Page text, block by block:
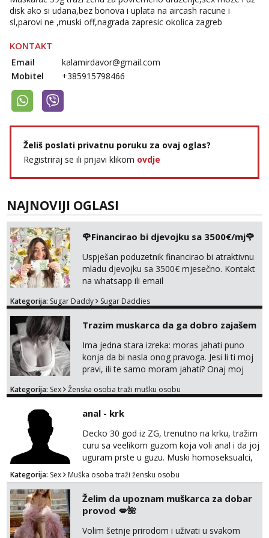
disk ako si udana,bez bonova i uplata na aircash racune i
sl,parovi ne ,muski off,nagrada zapresic okolica zagreb
KONTAKT
Email
kalamirdavor@gmail.com
Mobitel
+385915798466
Želiš poslati privatnu poruku za ovaj oglas?
Registriraj se ili prijavi klikom ovdje
NAJNOVIJI OGLASI
🌹Financirao bi djevojku sa 3500€/mj🌹
Uspješan poduzetnik financirao bi atraktivnu
mladu djevojku sa 3500€ mjesečno. Kontakt
na whatsapp ili email
Kategorija: Sugar Daddy Sugar Daddies
Trazim muskarca da ga dobro zajašem
Ima jedna stara izreka: moras jahati puno
konja da bi nasla onog pravoga. Jesi li ti moj
pravi, ili te samo moram jahati? Onaj moj
na sexdater link i javi mi se tamo....
Kategorija: Sex Ženska osoba traži mušku osobu
anal - krk
Decko 30 god iz ZG, trenutno na krku, tražim
curu sa veelikom guzom koja voli anal i da joj
uguram prste u guzu. Muski homoseksualci,
parovi i transiči odjebite, ne zanimate me. Bilo
kakva placanja opcenito (gotovina) ili
unaprijed (aircash, paysafecard, bonovi) ne
dolaze u obzir. Javit se prvo porukom na
whatsapp 0958048882.
Kategorija: Sex Muška osoba traži žensku osobu
Želim da upoznam muškarca za dobar
provod 💋🌺
Volim šetnje prirodom i uživati u svakom